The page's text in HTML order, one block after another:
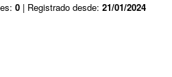
0 | Registrado desde: 21/01/2024